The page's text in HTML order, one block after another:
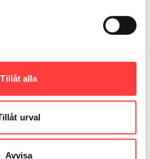
Tillåt alla
urval
Avvisa